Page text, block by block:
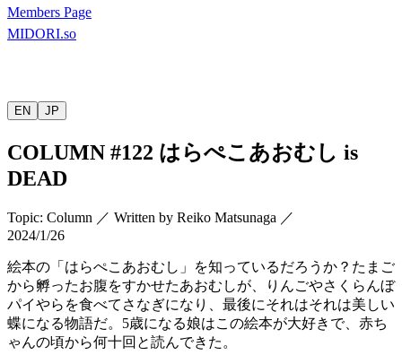
Members Page
MIDORI.so
EN JP
COLUMN #122 はらぺこあおむし is
DEAD
Topic: Column ／ Written by Reiko Matsunaga ／
2024/1/26
絵本の「はらぺこあおむし」を知っているだろうか？たまご
から孵ったお腹をすかせたあおむしが、りんごやさくらんぼ
パイやらを食べてさなぎになり、最後にそれはそれは美しい
蝶になる物語だ。 5歳になる娘はこの絵本が大好きで、赤ち
ゃんの頃から何十回と読んできた。